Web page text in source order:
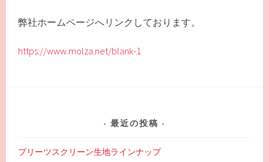
弊社ホームページへリンクしております。
https://www.molza.net/blank-1
最近の投稿
プリーツスクリーン生地ラインナップ